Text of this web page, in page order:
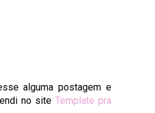
alguma postagem e
no site Template pra